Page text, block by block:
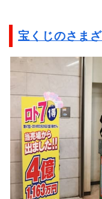
宝くじのさま